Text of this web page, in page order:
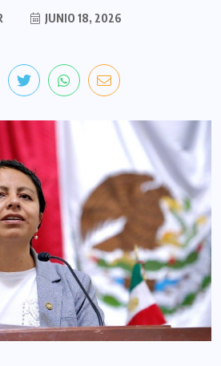
JUNIO 18, 2026